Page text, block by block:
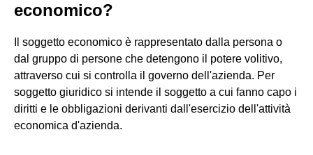
economico?
Il soggetto economico è rappresentato dalla persona o
dal gruppo di persone che detengono il potere volitivo,
attraverso cui si controlla il governo dell'azienda. Per
soggetto giuridico si intende il soggetto a cui fanno capo i
diritti e le obbligazioni derivanti dall'esercizio dell'attività
economica d'azienda.